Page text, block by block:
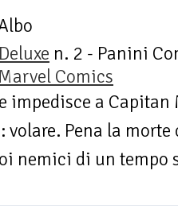
n. 2 - Panini
Comics
impedisce a
Pena la
nemici di un tempo